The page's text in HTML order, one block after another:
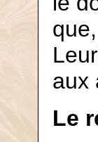
aux
Le